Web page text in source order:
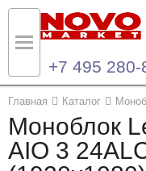
+7 495 280-
Главная Каталог
Моноблок
AIO 3
Назад
Каталог продукции
Назад
Контакты